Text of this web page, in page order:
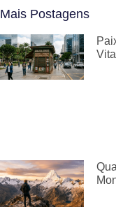
Mais Postagens